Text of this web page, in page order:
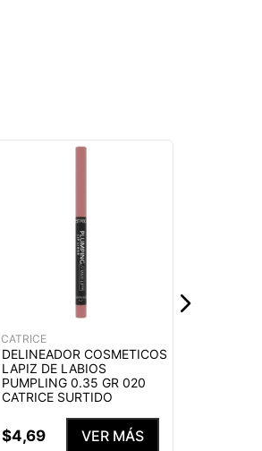
CATRICE
DELINEADOR COSMETICOS
LAPIZ DE LABIOS
PUMPLING 0.35 GR 020
CATRICE SURTIDO
$4,69 VER MÁS